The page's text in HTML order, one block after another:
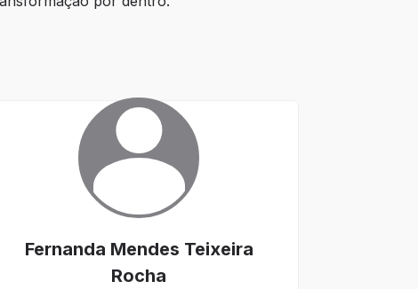
Fernanda Mendes Teixeira
Rocha